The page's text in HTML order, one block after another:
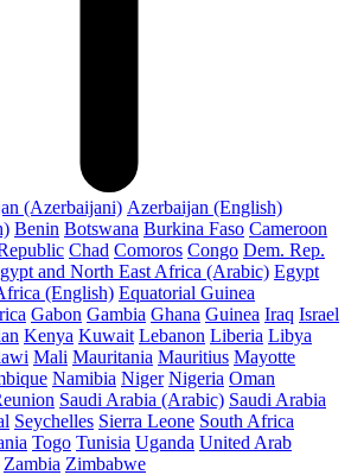
(Azerbaijani) Azerbaijan (English)
Benin Botswana Burkina Faso Cameroon
Chad Comoros Congo Dem. Rep.
and North East Africa (Arabic) Egypt
(English) Equatorial Guinea
Gabon Gambia Ghana Guinea Iraq Israel
Kenya Kuwait Lebanon Liberia Libya
Mali Mauritania Mauritius Mayotte
Namibia Niger Nigeria Oman
Saudi Arabia (Arabic) Saudi Arabia
Seychelles Sierra Leone South Africa
Togo Tunisia Uganda United Arab
Zambia Zimbabwe